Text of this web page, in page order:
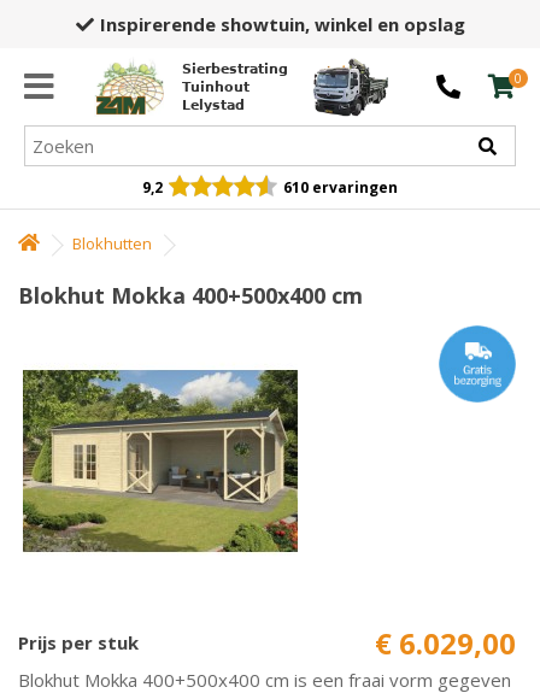
Inspirerende showtuin,winkel en opslag
Sierbestrating
Tuinhout
Lelystad
0
9,2 610 ervaringen
Blokhutten
Blokhut Mokka 400+500x400 cm
Prijs per stuk € 6.029,00
Blokhut Mokka 400+500x400 cm is een fraai vorm gegeven